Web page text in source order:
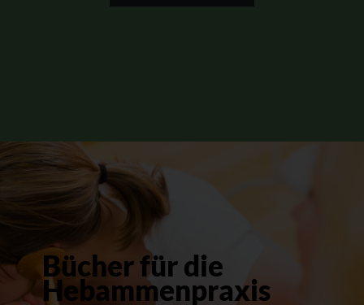
Bücher für die
Hebammenpraxis